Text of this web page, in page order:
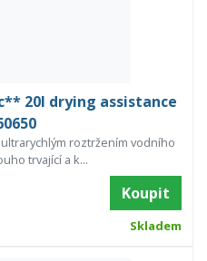
20l drying assistance
roztržením vodního
trvající a k...
Koupit
Skladem